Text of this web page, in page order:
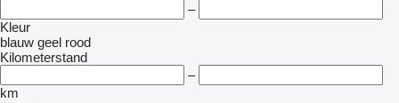
–
Kleur
blauw geel rood
Kilometerstand
–
km